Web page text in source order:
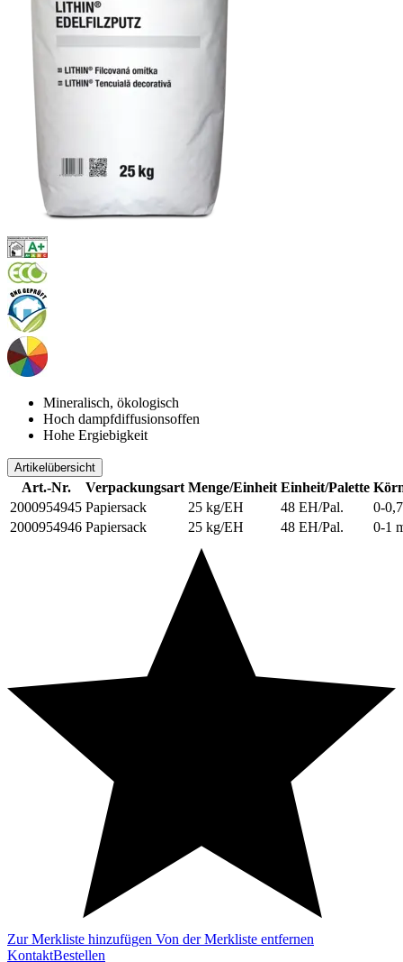
Mineralisch, ökologisch
Hoch dampfdiffusionsoffen
Hohe Ergiebigkeit
Artikelübersicht
Art.-Nr. Verpackungsart Menge/Einheit Einheit/Palette
2000954945 Papiersack 25 kg/EH 48 EH/Pal.
0-
2000954946 Papiersack 25 kg/EH 48 EH/Pal. 0-1
Zur Merkliste hinzufügen Von der Merkliste entfernen
KontaktBestellen